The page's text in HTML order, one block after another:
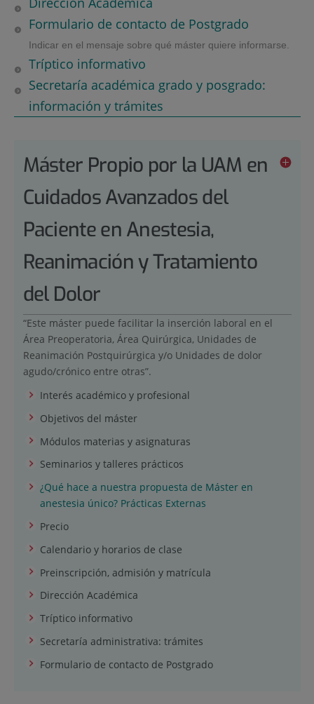
Formulario de contacto de Postgrado
Indicar en el mensaje sobre qué máster quiere informarse.
Tríptico informativo
Secretaría académica grado y posgrado:
información y trámites
Máster Propio por la UAM en
Cuidados Avanzados del
Paciente en Anestesia,
Reanimación y Tratamiento
del Dolor
“Este máster puede facilitar la inserción laboral en el
Área Preoperatoria, Área Quirúrgica, Unidades de
Reanimación Postquirúrgica y/o Unidades de dolor
agudo/crónico entre otras”.
Interés académico y profesional
Objetivos del máster
Módulos materias y asignaturas
Seminarios y talleres prácticos
¿Qué hace a nuestra propuesta de Máster en
anestesia único? Prácticas Externas
Precio
Calendario y horarios de clase
Preinscripción, admisión y matrícula
Dirección Académica
Tríptico informativo
Secretaría administrativa: trámites
Formulario de contacto de Postgrado